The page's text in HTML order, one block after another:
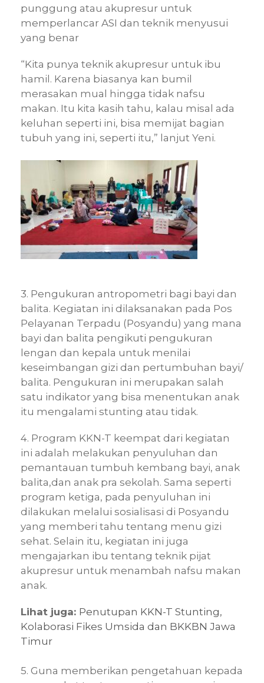
punggung atau akupresur untuk
memperlancar ASI dan teknik menyusui
yang benar
“Kita punya teknik akupresur untuk ibu
hamil. Karena biasanya kan bumil
merasakan mual hingga tidak nafsu
makan. Itu kita kasih tahu, kalau misal ada
keluhan seperti ini, bisa memijat bagian
tubuh yang ini, seperti itu,” lanjut Yeni.
3. Pengukuran antropometri bagi bayi dan
balita. Kegiatan ini dilaksanakan pada Pos
Pelayanan Terpadu (Posyandu) yang mana
bayi dan balita pengikuti pengukuran
lengan dan kepala untuk menilai
keseimbangan gizi dan pertumbuhan bayi/
balita. Pengukuran ini merupakan salah
satu indikator yang bisa menentukan anak
itu mengalami stunting atau tidak.
4. Program KKN-T keempat dari kegiatan
ini adalah melakukan penyuluhan dan
pemantauan tumbuh kembang bayi, anak
balita,dan anak pra sekolah. Sama seperti
program ketiga, pada penyuluhan ini
dilakukan melalui sosialisasi di Posyandu
yang memberi tahu tentang menu gizi
sehat. Selain itu, kegiatan ini juga
mengajarkan ibu tentang teknik pijat
akupresur untuk menambah nafsu makan
anak.
Lihat juga: Penutupan KKN-T Stunting,
Kolaborasi Fikes Umsida dan BKKBN Jawa
Timur
5. Guna memberikan pengetahuan kepada